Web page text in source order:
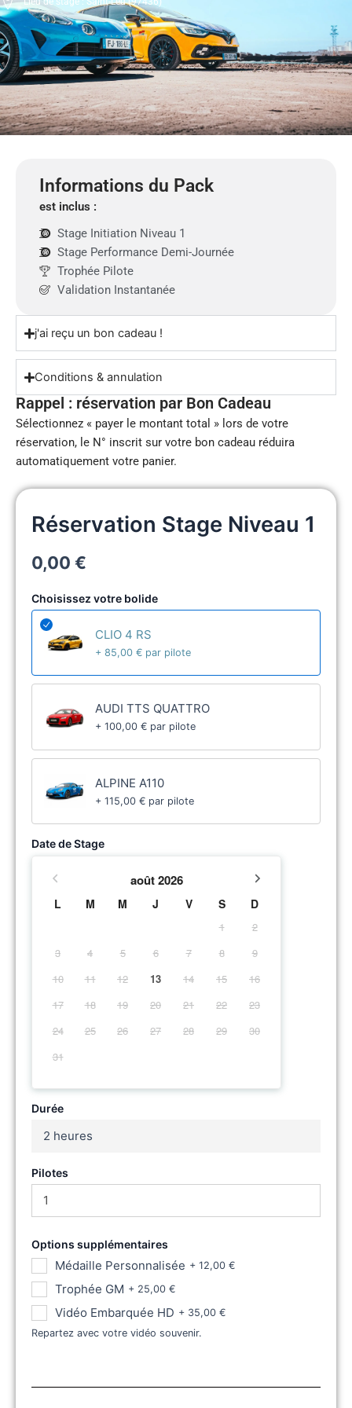
Informations du Pack
est inclus :
Stage Initiation Niveau 1
Stage Performance Demi-Journée
Trophée Pilote
Validation Instantanée
j'ai reçu un bon cadeau !
Conditions & annulation
Rappel : réservation par Bon Cadeau
Sélectionnez « payer le montant total » lors de votre
réservation, le N° inscrit sur votre bon cadeau réduira
automatiquement votre panier.
Réservation Stage Niveau 1
0,00 €
Choisissez votre bolide
CLIO 4 RS
+ 85,00 €par pilote
AUDI TTS QUATTRO
+ 100,00 €par pilote
ALPINE A110
+ 115,00 €par pilote
Date de Stage
août 2026
L M M J V S D
1
2
3
4 5 6 7 8
9
10
11 12 13 14 15
16
17
18 19 20 21 22
23
24
25 26 27 28 29
30
31
Durée
2 heures
Pilotes
Options supplémentaires
Médaille Personnalisée + 12,00 €
Trophée GM + 25,00 €
Vidéo Embarquée HD + 35,00 €
Repartez avec votre vidéo souvenir.